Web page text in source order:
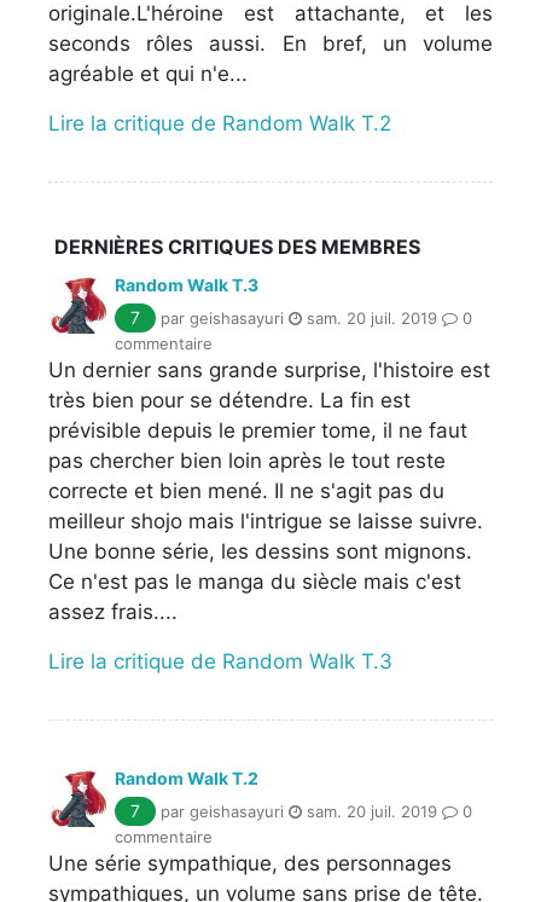
originale.L'héroine est attachante, et les
seconds rôles aussi. En bref, un volume
agréable et qui n'e...
Lire la critique de Random Walk T.2
DERNIÈRES CRITIQUES DES MEMBRES
Random Walk T.3
7
par geishasayuri sam. 20 juil. 2019
0
commentaire
Un dernier sans grande surprise, l'histoire est
très bien pour se détendre. La fin est
prévisible depuis le premier tome, il ne faut
pas chercher bien loin après le tout reste
correcte et bien mené. Il ne s'agit pas du
meilleur shojo mais l'intrigue se laisse suivre.
Une bonne série, les dessins sont mignons.
Ce n'est pas le manga du siècle mais c'est
assez frais....
Lire la critique de Random Walk T.3
Random Walk T.2
7
par geishasayuri sam. 20 juil. 2019
0
commentaire
Une série sympathique, des personnages
sympathiques, un volume sans prise de tête.